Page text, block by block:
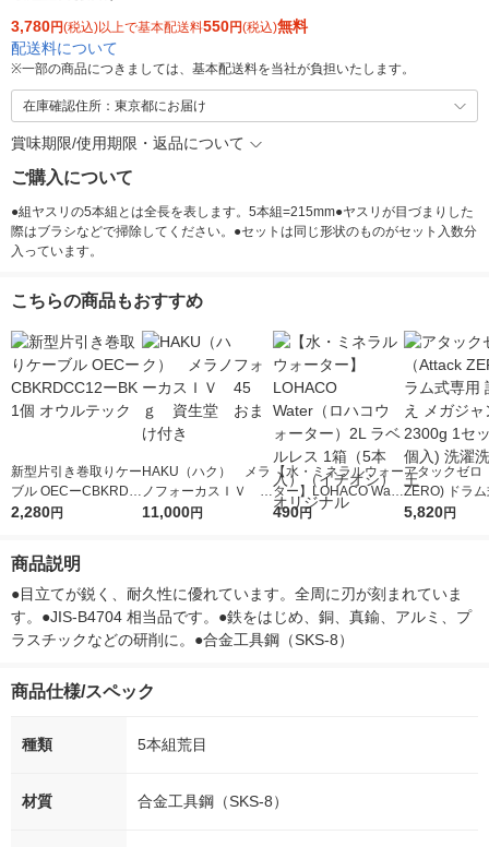
3,780円(税込)以上で基本配送料550円(税込)無料
配送料について
※一部の商品につきましては、基本配送料を当社が負担いたします。
在庫確認住所：東京都にお届け
賞味期限/使用期限・返品について
ご購入について
●組ヤスリの5本組とは全長を表します。5本組=215mm●ヤスリが目づまりした
際はブラシなどで掃除してください。●セットは同じ形状のものがセット入数分
入っています。
こちらの商品もおすすめ
新型片引き巻取りケー
ブル OECーCBKRDC
C12ーBK 1個 オウル
2,280円
HAKU（ハク） メラ
ノフォーカスＩＶ 4
5ｇ 資生堂 おまけ
11,000円
【水・ミネラルウォー
ター】LOHACO Wate
r（ロハコウォータ
490円
アタックゼロ
ZERO) ドラ
詰め替え メガ
5,820円
商品説明
●目立てが鋭く、耐久性に優れています。全周に刃が刻まれていま
す。●JIS-B4704 相当品です。●鉄をはじめ、銅、真鍮、アルミ、プ
ラスチックなどの研削に。●合金工具鋼（SKS-8）
商品仕様/スペック
種類 5本組荒目
材質 合金工具鋼（SKS-8）